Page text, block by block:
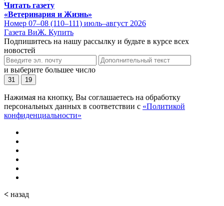
Читать газету
«Ветеринария и Жизнь»
Номер 07–08 (110–111) июль–август 2026
Газета ВиЖ. Купить
Подпишитесь на нашу рассылку и будьте в курсе всех
новостей
и выберите большее число
31 19
Нажимая на кнопку, Вы соглашаетесь на обработку
персональных данных в соответствии с «Политикой
конфиденциальности»
< назад